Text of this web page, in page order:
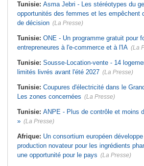
Tunisie: Asma Jebri - Les stéréotypes du
opportunités des femmes et les empêchent
de décision (La Presse)
Tunisie: ONE - Un programme gratuit pour
entrepreneures à l'e-commerce et à l'IA (La
Tunisie: Sousse-Location-vente - 14
limités livrés avant l'été 2027 (La Presse)
Tunisie: Coupures d'électricité dans le
Les zones concernées (La Presse)
Tunisie: ANPE - Plus de contrôle et moins
» (La Presse)
Afrique: Un consortium européen
production novateur pour les ingrédients
une opportunité pour le pays (La Presse)